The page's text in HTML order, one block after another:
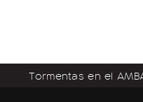
Tormentas en el